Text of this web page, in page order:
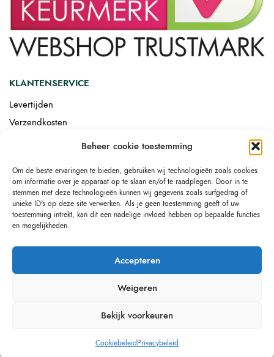
Beheer cookie toestemming
Om de beste ervaringen te bieden, gebruiken wij technologieën zoals cookies
om informatie over je apparaat op te slaan en/of te raadplegen. Door in te
stemmen met deze technologieën kunnen wij gegevens zoals surfgedrag of
unieke ID's op deze site verwerken. Als je geen toestemming geeft of uw
toestemming intrekt, kan dit een nadelige invloed hebben op bepaalde functies
en mogelijkheden.
Accepteren
Weigeren
Bekijk voorkeuren
CookiebeleidPrivacybeleid
KLANTENSERVICE
Levertijden
Verzendkosten
Afgemonteerd laten bezorgen
Drop-shipping
Link building